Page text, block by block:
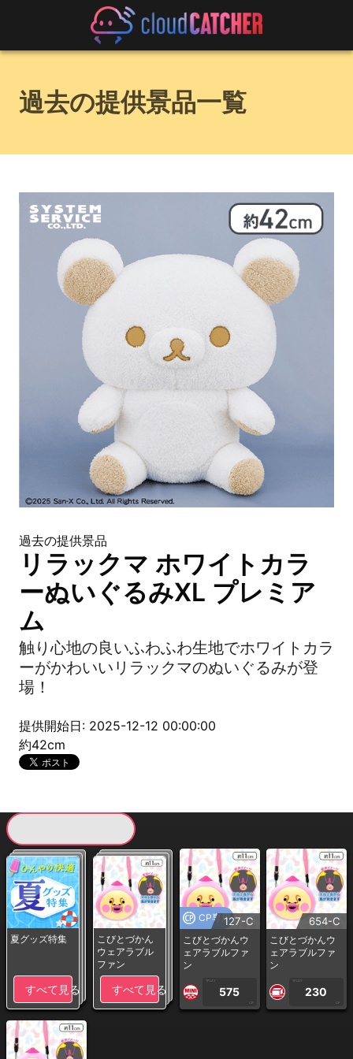
過去の提供景品一覧
過去の提供景品
リラックマ ホワイトカラ
ーぬいぐるみXL プレミア
ム
触り心地の良いふわふわ生地でホワイトカラ
ーがかわいいリラックマのぬいぐるみが登
場！
提供開始日: 2025-12-12 00:00:00
約42cm
夏グッズ特集
すべて見る
こびとづかん
ウェアラブル
ファン
すべて見る
CP専用127-C
こびとづかんウ
ェアラブルファ
ン
1PLAY
575
CP
654-C
こびとづかんウ
ェアラブルファ
ン
1PLAY
230
CP